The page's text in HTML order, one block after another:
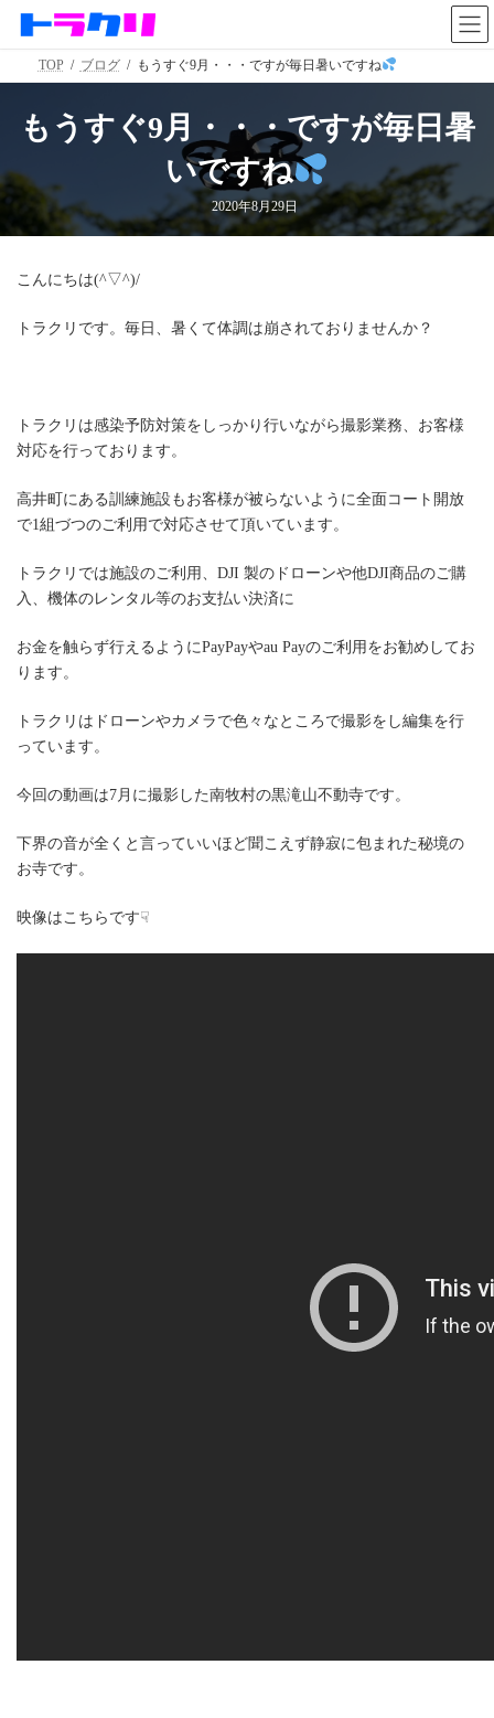
ツ
ッ
プ
シ
移
動
TOP ブログ もうすぐ9月・・・ですが毎日暑いですね
もうすぐ9月・・・ですが毎日暑
いですね
2020年8月29日
こんにちは(^▽^)/
トラクリです。毎日、暑くて体調は崩されておりませんか？
トラクリは感染予防対策をしっかり行いながら撮影業務、お客様
対応を行っております。
高井町にある訓練施設もお客様が被らないように全面コート開放
で1組づつのご利用で対応させて頂いています。
トラクリでは施設のご利用、DJI 製のドローンや他DJI商品のご購
入、機体のレンタル等のお支払い決済に
お金を触らず行えるようにPayPayやau Payのご利用をお勧めしてお
ります。
トラクリはドローンやカメラで色々なところで撮影をし編集を行
っています。
今回の動画は7月に撮影した南牧村の黒滝山不動寺です。
下界の音が全くと言っていいほど聞こえず静寂に包まれた秘境の
お寺です。
映像はこちらです☟